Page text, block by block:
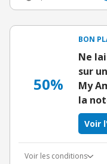
50%
BON
Ne
sur
My
la
Voir
Voir les conditions